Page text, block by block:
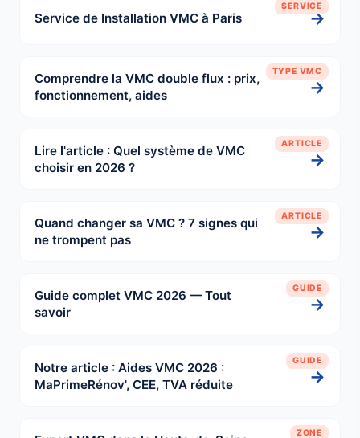
SERVICE
Service de Installation VMC à Paris →
TYPE VMC
Comprendre la VMC double flux : prix,
fonctionnement, aides
→
ARTICLE
Lire l'article : Quel système de VMC
choisir en 2026 ?
→
ARTICLE
Quand changer sa VMC ? 7 signes qui
ne trompent pas
→
GUIDE
Guide complet VMC 2026 — Tout
savoir
→
GUIDE
Notre article : Aides VMC 2026 :
MaPrimeRénov', CEE, TVA réduite
→
ZONE